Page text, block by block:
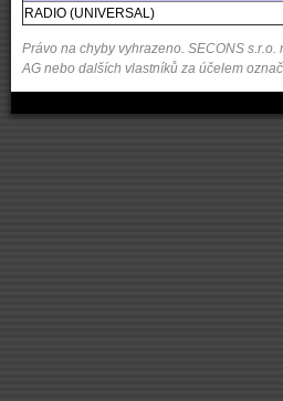
RADIO (UNIVERSAL)
Právo na chyby vyhrazeno. SECONS
AG nebo dalších vlastníků za účelem